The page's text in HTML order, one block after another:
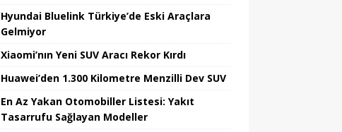
Hyundai Bluelink Türkiye’de Eski Araçlara
Gelmiyor
Xiaomi’nın Yeni SUV Aracı Rekor Kırdı
Huawei’den 1.300 Kilometre Menzilli Dev SUV
En Az Yakan Otomobiller Listesi: Yakıt
Tasarrufu Sağlayan Modeller